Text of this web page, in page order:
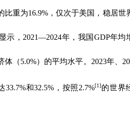
比重为16.9% ，仅次于美国，稳居世
示， 2021—2024年，我国GDP年均
体（5.0%）的平均水平。 2023年、
33.7%和32.5% ，按照2.7%[1] 的世界